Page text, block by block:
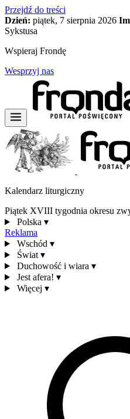
Przejdź do treści
Dzień: piątek, 7 sierpnia 2026
Sykstusa
Wspieraj Frondę
Wesprzyj nas
Kalendarz liturgiczny
Piątek XVIII tygodnia okresu
Polska ▾
Reklama
Wschód ▾
Świat ▾
Duchowość i wiara ▾
Jest afera! ▾
Więcej ▾